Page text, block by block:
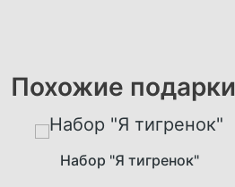
Похожие подарки
Набор "Я тигренок"